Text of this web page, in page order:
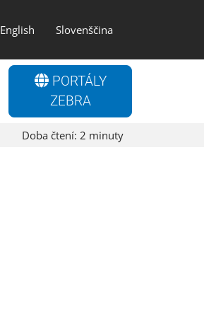
English Slovenščina
PORTÁLY
ZEBRA
Doba čtení: 2 minuty